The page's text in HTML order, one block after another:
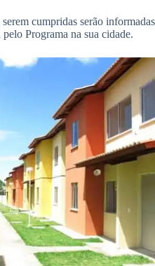
cumpridas serão informadas
Programa na sua cidade.